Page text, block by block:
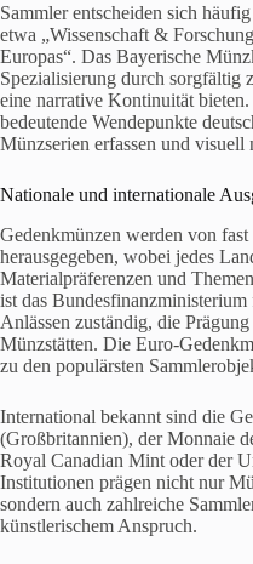
Sammler entscheiden sich
etwa „Wissenschaft &
Europas“. Das Bayerische
Spezialisierung durch sorgfältig
eine narrative Kontinuität bieten.
bedeutende Wendepunkte
Münzserien erfassen und visuell
Nationale und internationale
Gedenkmünzen werden von
herausgegeben, wobei jedes
Materialpräferenzen und
ist das
Anlässen zuständig, die
Münzstätten. Die Euro-
zu den populärsten
International bekannt sind die
(Großbritannien), der Monnaie
Royal Canadian Mint oder der
Institutionen prägen nicht nur
sondern auch zahlreiche
künstlerischem Anspruch.